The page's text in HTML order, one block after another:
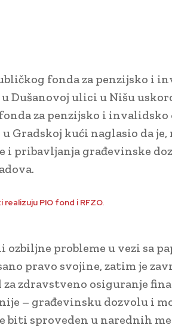
fonda za penzijsko i
ulici u Nišu uskoro
za penzijsko i invalidsko
Gradskoj kući naglasio da
pribavljanja građevinske
PIO fond i RFZO.
ozbiljne probleme u vezi sa
pravo svojine, zatim je
zdravstveno osiguranje
– građevinsku dozvolu i
biti sproveden u narednih